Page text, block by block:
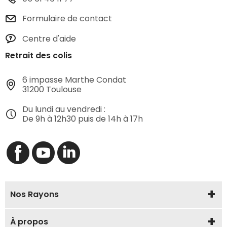
Formulaire de contact
Centre d'aide
Retrait des colis
6 impasse Marthe Condat
31200 Toulouse
Du lundi au vendredi :
De 9h à 12h30 puis de 14h à 17h
Nos Rayons
À propos